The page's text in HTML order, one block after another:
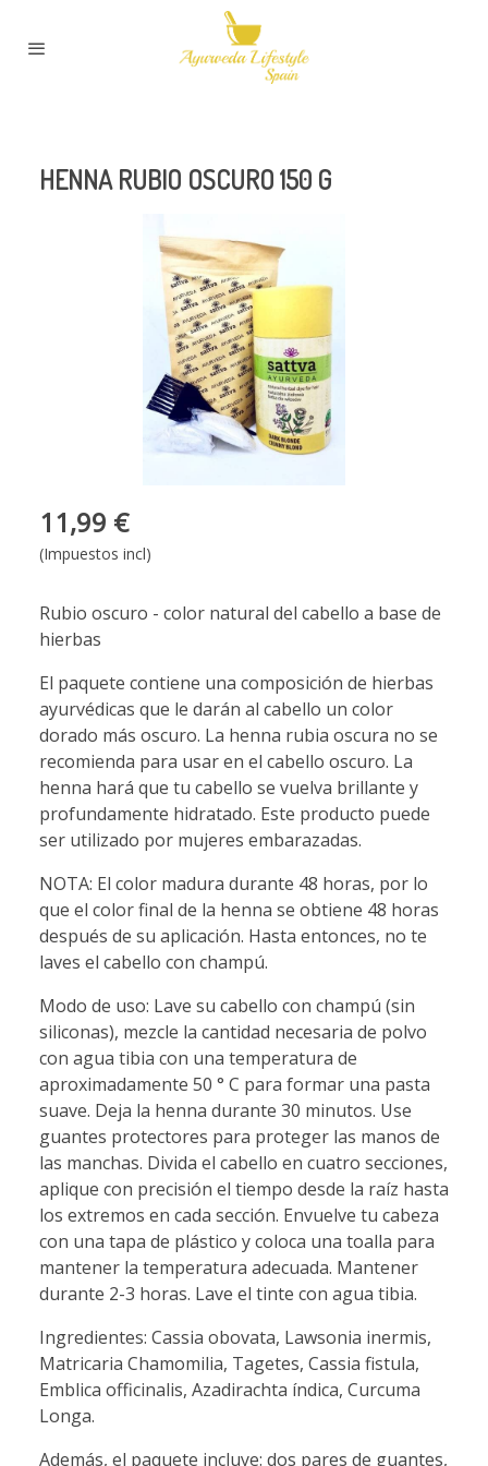
HENNA RUBIO OSCURO 150 G
11,99 €
(Impuestos incl)
Rubio oscuro - color natural del cabello a base de
hierbas
El paquete contiene una composición de hierbas
ayurvédicas que le darán al cabello un color
dorado más oscuro. La henna rubia oscura no se
recomienda para usar en el cabello oscuro. La
henna hará que tu cabello se vuelva brillante y
profundamente hidratado. Este producto puede
ser utilizado por mujeres embarazadas.
NOTA: El color madura durante 48 horas, por lo
que el color final de la henna se obtiene 48 horas
después de su aplicación. Hasta entonces, no te
laves el cabello con champú.
Modo de uso: Lave su cabello con champú (sin
siliconas), mezcle la cantidad necesaria de polvo
con agua tibia con una temperatura de
aproximadamente 50 ° C para formar una pasta
suave. Deja la henna durante 30 minutos. Use
guantes protectores para proteger las manos de
las manchas. Divida el cabello en cuatro secciones,
aplique con precisión el tiempo desde la raíz hasta
los extremos en cada sección. Envuelve tu cabeza
con una tapa de plástico y coloca una toalla para
mantener la temperatura adecuada. Mantener
durante 2-3 horas. Lave el tinte con agua tibia.
Ingredientes: Cassia obovata, Lawsonia inermis,
Matricaria Chamomilia, Tagetes, Cassia fistula,
Emblica officinalis, Azadirachta índica, Curcuma
Longa.
Además, el paquete incluye: dos pares de guantes,